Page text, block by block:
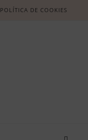
POLÍTICA DE COOKIES